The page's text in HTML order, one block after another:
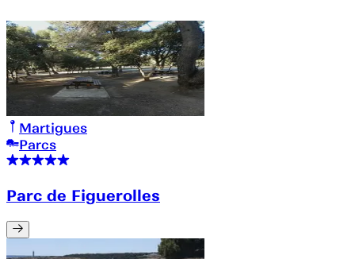
Martigues
Parcs
Parc de Figuerolles